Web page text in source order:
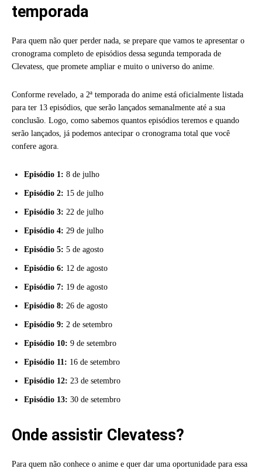
temporada
Para quem não quer perder nada, se prepare que vamos te apresentar o
cronograma completo de episódios dessa segunda temporada de
Clevatess, que promete ampliar e muito o universo do anime.
Conforme revelado, a 2ª temporada do anime está oficialmente listada
para ter 13 episódios, que serão lançados semanalmente até a sua
conclusão. Logo, como sabemos quantos episódios teremos e quando
serão lançados, já podemos antecipar o cronograma total que você
confere agora.
Episódio 1: 8 de julho
Episódio 2: 15 de julho
Episódio 3: 22 de julho
Episódio 4: 29 de julho
Episódio 5: 5 de agosto
Episódio 6: 12 de agosto
Episódio 7: 19 de agosto
Episódio 8: 26 de agosto
Episódio 9: 2 de setembro
Episódio 10: 9 de setembro
Episódio 11: 16 de setembro
Episódio 12: 23 de setembro
Episódio 13: 30 de setembro
Onde assistir Clevatess?
Para quem não conhece o anime e quer dar uma oportunidade para essa